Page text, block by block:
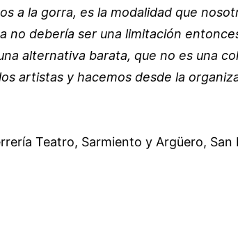
a la gorra, es la modalidad que
no debería ser una limitación
alternativa barata, que no es una
artistas y hacemos desde la
Teatro, Sarmiento y Argüero, San